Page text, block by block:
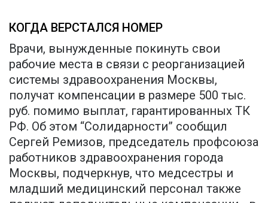
КОГДА ВЕРСТАЛСЯ НОМЕР
Врачи, вынужденные покинуть свои
рабочие места в связи с реорганизацией
системы здравоохранения Москвы,
получат компенсации в размере 500 тыс.
руб. помимо выплат, гарантированных ТК
РФ. Об этом “Солидарности” сообщил
Сергей Ремизов, председатель профсоюза
работников здравоохранения города
Москвы, подчеркнув, что медсестры и
младший медицинский персонал также